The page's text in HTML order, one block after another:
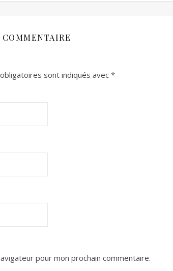
sont indiqués avec*
pour mon prochain commentaire.